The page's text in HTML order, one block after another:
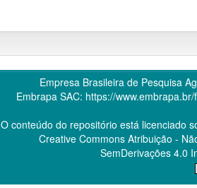
Empresa Brasileira de Pesquisa
Embrapa SAC: https://
O conteúdo do repositório está licenciado
Creative CommonsAtribuição -
SemDerivações 4.0